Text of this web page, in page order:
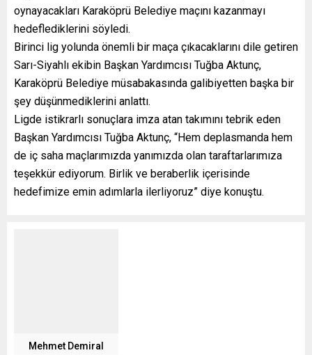
oynayacakları Karaköprü Belediye maçını kazanmayı
hedeflediklerini söyledi.
Birinci lig yolunda önemli bir maça çıkacaklarını dile getiren
Sarı-Siyahlı ekibin Başkan Yardımcısı Tuğba Aktunç,
Karaköprü Belediye müsabakasında galibiyetten başka bir
şey düşünmediklerini anlattı.
Ligde istikrarlı sonuçlara imza atan takımını tebrik eden
Başkan Yardımcısı Tuğba Aktunç, “Hem deplasmanda hem
de iç saha maçlarımızda yanımızda olan taraftarlarımıza
teşekkür ediyorum. Birlik ve beraberlik içerisinde
hedefimize emin adımlarla ilerliyoruz” diye konuştu.
Mehmet Demiral